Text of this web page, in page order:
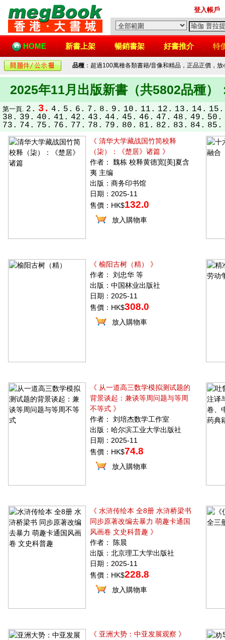
登入帳戶
HOME 新書上架 暢銷書架 好書推介 特
品種 ：超過100萬種各類書籍/音像和精品，正品正價，
2025年11月出版新書（共5802品種）
第一頁. 2. 3. 4. 5. 6. 7. 8. 9. 10. 11. 12. 13. 14. 15.
38. 39. 40. 41. 42. 43. 44. 45. 46. 47. 48. 49. 50.
73. 74. 75. 76. 77. 78. 79. 80. 81. 82. 83. 84. 85.
《 清华大学藏战国竹简校释
（柒）：《楚居》诸篇 》
作者： 魏栋 校释黄德宽[美]夏含
夷 主编
出版：商务印书馆
日期：2025-11
售價：HK$132.0
放入購物車
《 榆阳古树（精） 》
作者： 刘忠华 等
出版：中国林业出版社
日期：2025-11
售價：HK$308.0
放入購物車
《 从一道高三数学模拟测试题的
背景谈起：兼谈等周问题与等周
不等式 》
作者： 刘培杰数学工作室
出版：哈尔滨工业大学出版社
日期：2025-11
售價：HK$74.8
放入購物車
《 水浒传绘本 全8册 水浒桥梁书
同步原著改编去暴力 萌趣卡通国
风画卷 文史科普趣 》
作者： 陈晨
出版：北京理工大学出版社
日期：2025-11
售價：HK$228.8
放入購物車
《 亚洲大势：中亚发展观察 》